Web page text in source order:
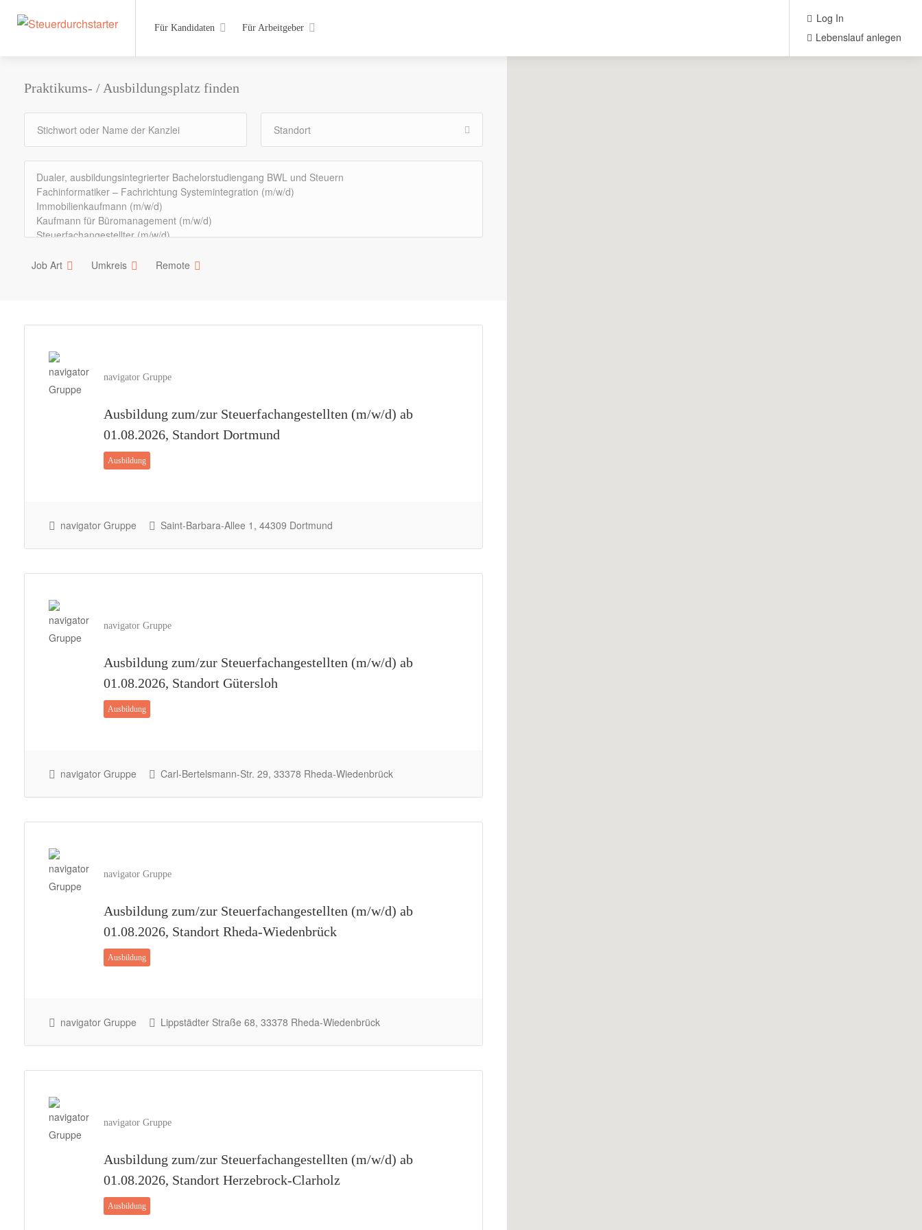
Für Kandidaten Für Arbeitgeber
Log In
Lebenslauf anlegen
Praktikums- / Ausbildungsplatz finden
Job Art Umkreis Remote
navigator Gruppe
Ausbildung zum/zur Steuerfachangestellten (m/w/d) ab
01.08.2026, Standort Dortmund
Ausbildung
navigator Gruppe Saint-Barbara-Allee 1, 44309 Dortmund
navigator Gruppe
Ausbildung zum/zur Steuerfachangestellten (m/w/d) ab
01.08.2026, Standort Gütersloh
Ausbildung
navigator Gruppe Carl-Bertelsmann-Str. 29, 33378 Rheda-Wiedenbrück
navigator Gruppe
Ausbildung zum/zur Steuerfachangestellten (m/w/d) ab
01.08.2026, Standort Rheda-Wiedenbrück
Ausbildung
navigator Gruppe Lippstädter Straße 68, 33378 Rheda-Wiedenbrück
navigator Gruppe
Ausbildung zum/zur Steuerfachangestellten (m/w/d) ab
01.08.2026, Standort Herzebrock-Clarholz
Ausbildung